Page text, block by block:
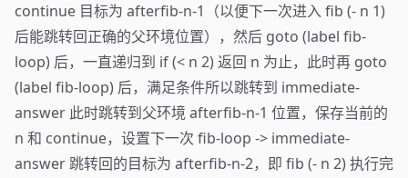
continue 目标为 afterfib-n-1（以便下一次进入 fib (- n 1)
后能跳转回正确的父环境位置），然后 goto (label fib-
loop) 后，一直递归到 if (< n 2) 返回 n 为止，此时再 goto
(label fib-loop) 后，满足条件所以跳转到 immediate-
answer 此时跳转到父环境 afterfib-n-1 位置，保存当前的
n 和 continue，设置下一次 fib-loop -> immediate-
answer 跳转回的目标为 afterfib-n-2，即 fib (- n 2) 执行完